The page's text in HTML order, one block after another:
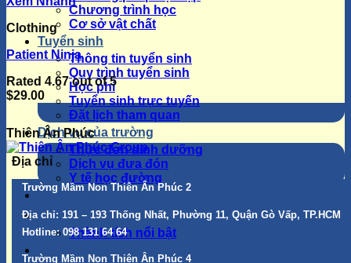
Chương trình học
Cơ sở vật chất
Tuyển sinh
Thông tin tuyển sinh
Quy trình tuyển sinh
Học phí
Tuyển sinh trực tuyến
Đặt lịch tham quan
Dịch vụ của trường
Thực đơn dinh dưỡng
Dịch vụ đưa đón
Y tế học đường
Tin tức và Sự kiện
Góc vinh danh
Thành tích nổi bật
Clothing
Patient Ninja
Rated 4.67out of 5
$29.00
Thiên Ân Phúc
Địa chỉ
Trường Mầm Non Thiên Ân Phúc 2
Địa chỉ: 191 – 193 Thống Nhất, Phường 11, Quận Gò Vấp, TP.HCM
Hotline:098 131 64 64
Trường Mầm Non Thiên Ân Phúc 4